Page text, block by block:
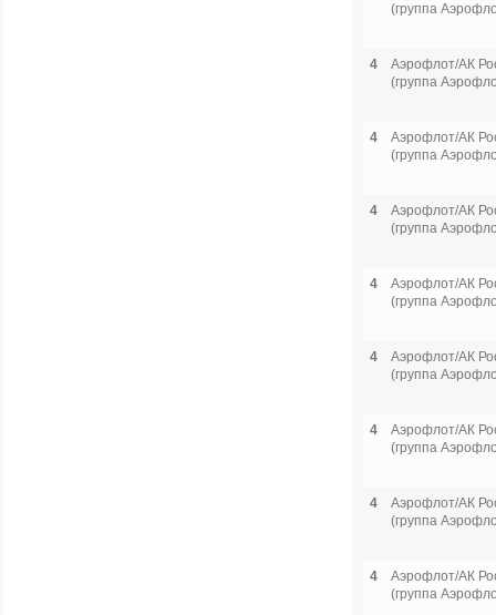
(группа
4
Аэрофлот/АК
(группа
4
Аэрофлот/АК
(группа
4
Аэрофлот/АК
(группа
4
Аэрофлот/АК
(группа
4
Аэрофлот/АК
(группа
4
Аэрофлот/АК
(группа
4
Аэрофлот/АК
(группа
4
Аэрофлот/АК
(группа